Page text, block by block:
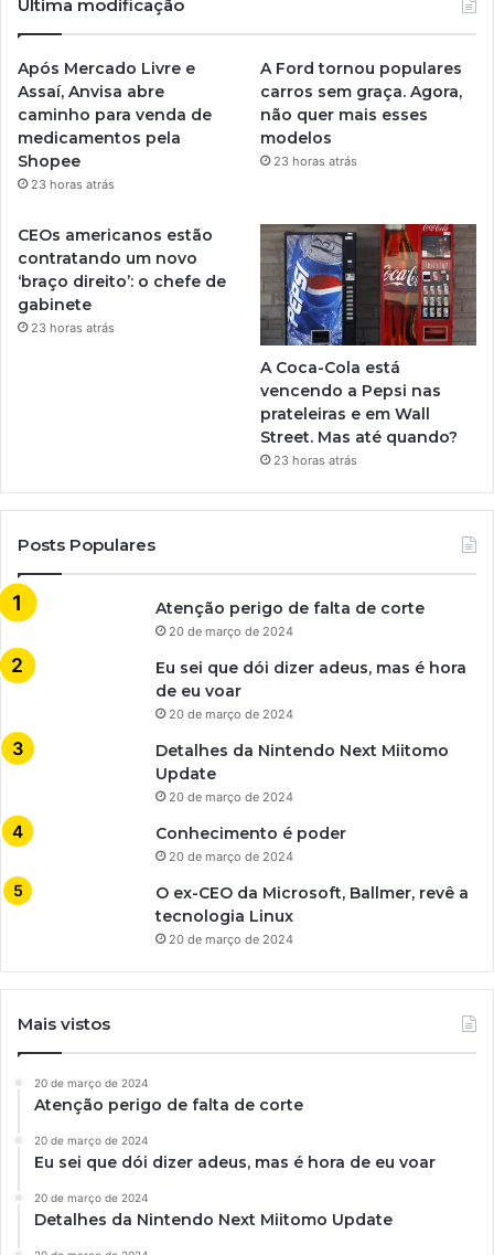
Última modificação
Após Mercado Livre e
Assaí, Anvisa abre
caminho para venda de
medicamentos pela
Shopee
23 horas atrás
A Ford tornou populares
carros sem graça. Agora,
não quer mais esses
modelos
23 horas atrás
CEOs americanos estão
contratando um novo
‘braço direito’: o chefe de
gabinete
23 horas atrás
A Coca-Cola está
vencendo a Pepsi nas
prateleiras e em Wall
Street. Mas até quando?
23 horas atrás
Posts Populares
Atenção perigo de falta de corte
20 de março de 2024
Eu sei que dói dizer adeus, mas é hora
de eu voar
20 de março de 2024
Detalhes da Nintendo Next Miitomo
Update
20 de março de 2024
Conhecimento é poder
20 de março de 2024
O ex-CEO da Microsoft, Ballmer, revê a
tecnologia Linux
20 de março de 2024
Mais vistos
20 de março de 2024
Atenção perigo de falta de corte
20 de março de 2024
Eu sei que dói dizer adeus, mas é hora de eu voar
20 de março de 2024
Detalhes da Nintendo Next Miitomo Update